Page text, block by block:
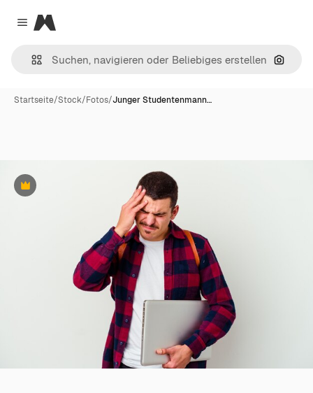
Close menu
Magnific
Nach
Startseite/Stock/Fotos/Junger Studentenmann…
Premium